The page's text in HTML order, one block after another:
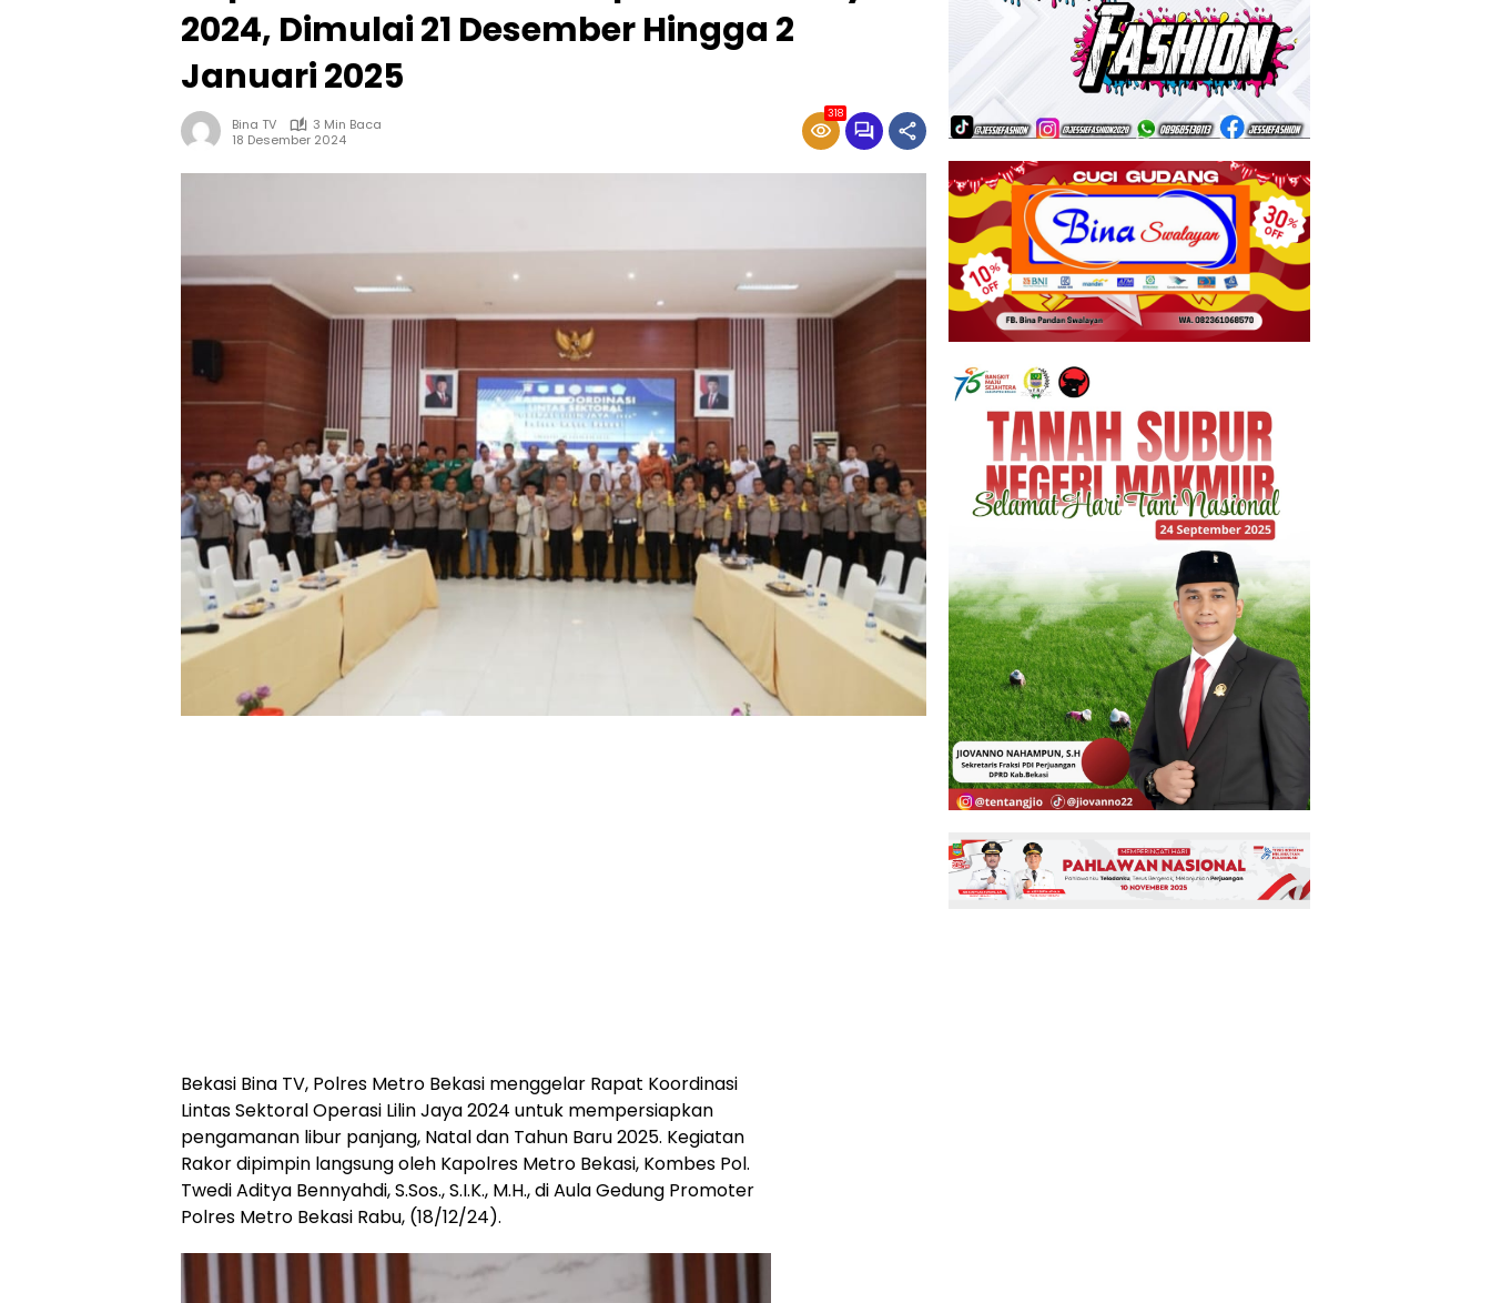
2024, Dimulai 21 Desember Hingga 2
Januari 2025
Bina TV
3 Min Baca
18 Desember 2024
318
Bekasi Bina TV, Polres Metro Bekasi menggelar Rapat Koordinasi
Lintas Sektoral Operasi Lilin Jaya 2024 untuk mempersiapkan
pengamanan libur panjang, Natal dan Tahun Baru 2025. Kegiatan
Rakor dipimpin langsung oleh Kapolres Metro Bekasi, Kombes Pol.
Twedi Aditya Bennyahdi, S.Sos., S.I.K., M.H., di Aula Gedung Promoter
Polres Metro Bekasi Rabu, (18/12/24).